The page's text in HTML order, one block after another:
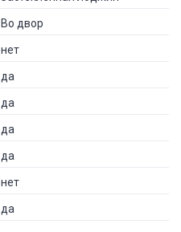
Во двор
нет
да
да
да
да
нет
да